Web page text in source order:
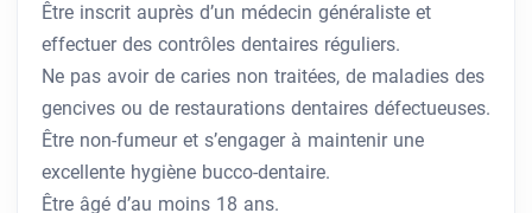
Être inscrit auprès d’un médecin généraliste et
effectuer des contrôles dentaires réguliers.
Ne pas avoir de caries non traitées, de maladies des
gencives ou de restaurations dentaires défectueuses.
Être non-fumeur et s’engager à maintenir une
excellente hygiène bucco-dentaire.
Être âgé d’au moins 18 ans.